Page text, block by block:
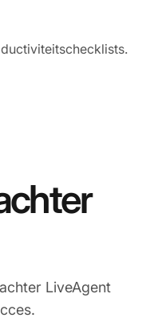
LiveAgent